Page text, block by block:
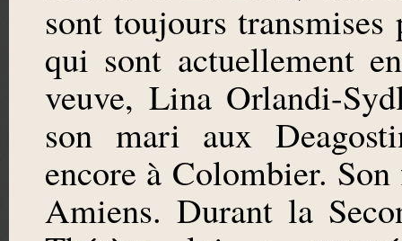
sont toujours
qui sont actuellement
veuve, Lina Orlandi-
son mari aux
encore à Colombier.
Amiens. Durant la